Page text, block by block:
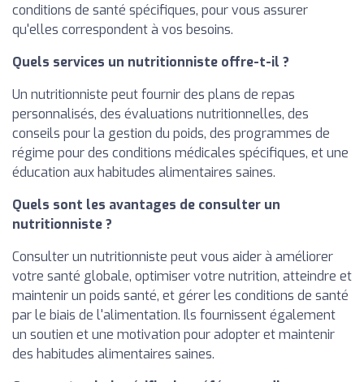
conditions de santé spécifiques, pour vous assurer
qu'elles correspondent à vos besoins.
Quels services un nutritionniste offre-t-il ?
Un nutritionniste peut fournir des plans de repas
personnalisés, des évaluations nutritionnelles, des
conseils pour la gestion du poids, des programmes de
régime pour des conditions médicales spécifiques, et une
éducation aux habitudes alimentaires saines.
Quels sont les avantages de consulter un
nutritionniste ?
Consulter un nutritionniste peut vous aider à améliorer
votre santé globale, optimiser votre nutrition, atteindre et
maintenir un poids santé, et gérer les conditions de santé
par le biais de l'alimentation. Ils fournissent également
un soutien et une motivation pour adopter et maintenir
des habitudes alimentaires saines.